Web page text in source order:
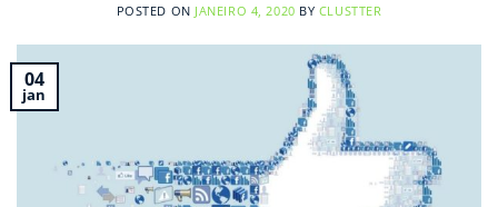
POSTED ON JANEIRO 4, 2020 BY CLUSTTER
04
jan